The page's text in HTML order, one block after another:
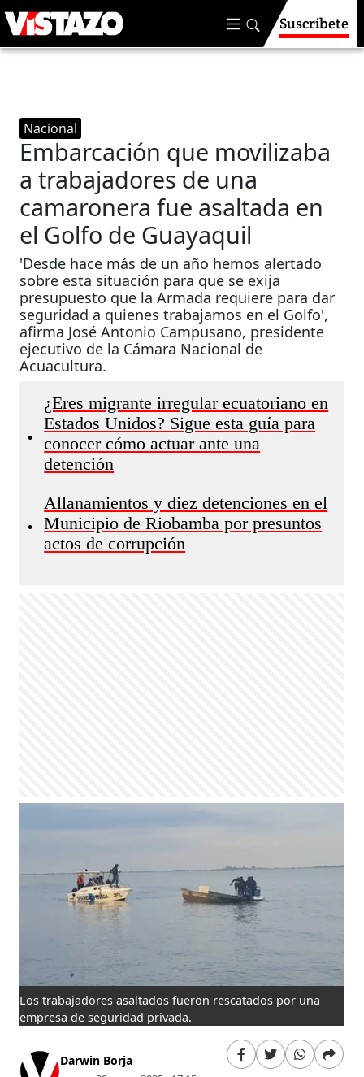
Suscríbete
Nacional
Embarcación que movilizaba
a trabajadores de una
camaronera fue asaltada en
el Golfo de Guayaquil
'Desde hace más de un año hemos alertado
sobre esta situación para que se exija
presupuesto que la Armada requiere para dar
seguridad a quienes trabajamos en el Golfo',
afirma José Antonio Campusano, presidente
ejecutivo de la Cámara Nacional de
Acuacultura.
•
¿Eres migrante irregular ecuatoriano en
Estados Unidos? Sigue esta guía para
conocer cómo actuar ante una
detención
•
Allanamientos y diez detenciones en el
Municipio de Riobamba por presuntos
actos de corrupción
Los trabajadores asaltados fueron rescatados por una
empresa de seguridad privada.
Darwin Borja